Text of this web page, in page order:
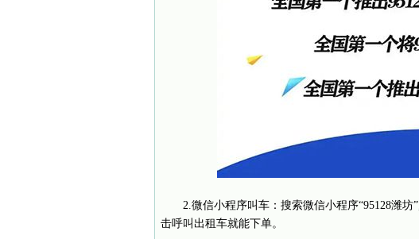
2.微信小程序叫车：搜索微信小程序“95128潍
击呼叫出租车就能下单。